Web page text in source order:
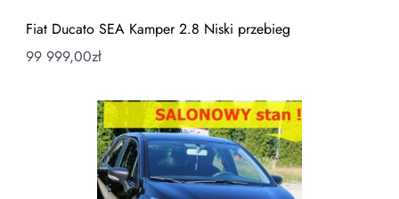
Fiat Ducato SEA Kamper 2.8 Niski przebieg
99 999,00zł